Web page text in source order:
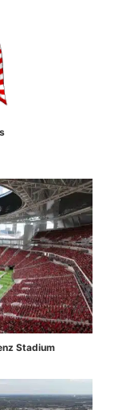
Stadium